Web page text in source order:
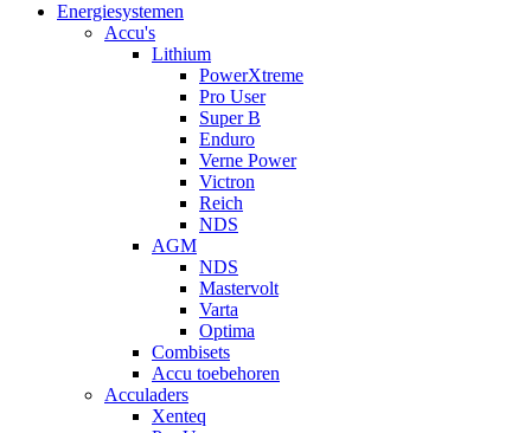
Energiesystemen
Accu's
Lithium
PowerXtreme
Pro User
Super B
Enduro
Verne Power
Victron
Reich
NDS
AGM
NDS
Mastervolt
Varta
Optima
Combisets
Accu toebehoren
Acculaders
Xenteq